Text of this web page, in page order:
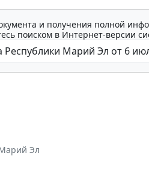
и получения полной
поиском в Интернет-версии
Эл